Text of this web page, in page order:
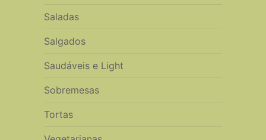
Saladas
Salgados
Saudáveis e Light
Sobremesas
Tortas